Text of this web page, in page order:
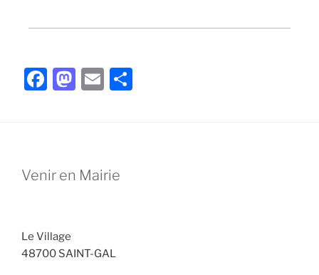
F
b
k
M
d
E
Venir en Mairie
Le Village
48700 SAINT-GAL